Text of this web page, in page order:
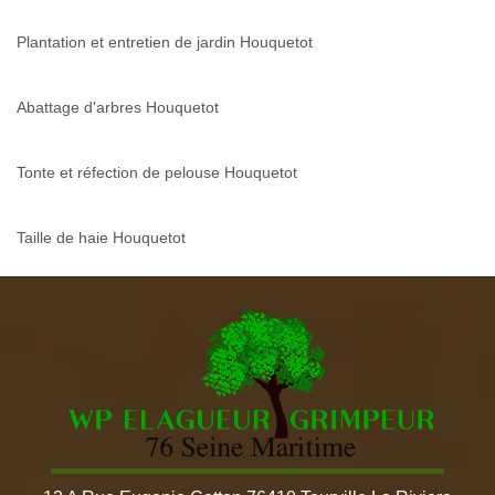
Plantation et entretien de jardin Houquetot
Abattage d'arbres Houquetot
Tonte et réfection de pelouse Houquetot
Taille de haie Houquetot